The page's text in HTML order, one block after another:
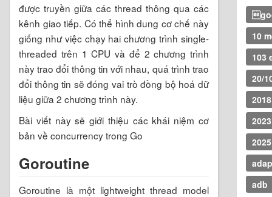
được truyền giữa các thread thông qua các
kênh giao tiếp. Có thể hình dung cơ chế này
giống như việc chạy hai chương trình single-
threaded trên 1 CPU và để 2 chương trình
này trao đổi thông tin với nhau, quá trình trao
đổi thông tin sẽ đóng vai trò đồng bộ hoá dữ
liệu giữa 2 chương trình này.
Bài viết này sẽ giới thiệu các khái niệm cơ
bản về concurrency trong Go
Goroutine
Goroutine là một lightweight thread model
10
103
20/
2018
2023
2025
adb